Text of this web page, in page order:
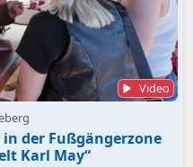
Video
der Fußgängerzone
Karl May“